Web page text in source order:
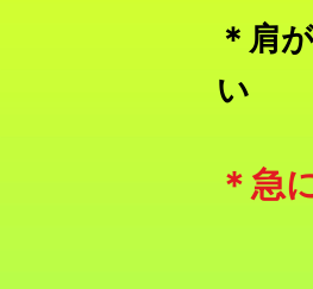
＊肩
い
＊急